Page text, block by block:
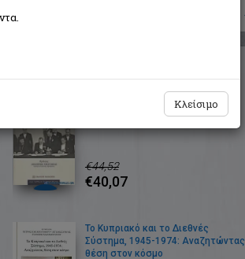
Κυπριακή Δημοκρατία 50 χρόνια
€44,52
€40,07
Το Κυπριακό και το Διεθνές
Σύστημα, 1945-1974: Αναζητώντας
θέση στον κόσμο
Κλείσιμο